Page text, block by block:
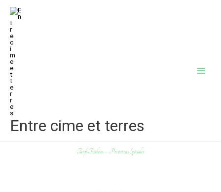
contenu
Entre cime et terres
Tarifs Tombeau – Prestations Spéciales